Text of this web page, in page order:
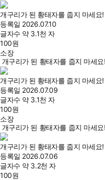
개구리가 된 황태자를 줍지 마세
등록일 2026.07.10
글자수 약 3.1천 자
100원
소장
개구리가 된 황태자를 줍지 마세
개구리가 된 황태자를 줍지 마세
등록일 2026.07.09
글자수 약 3.1천 자
100원
소장
개구리가 된 황태자를 줍지 마세
개구리가 된 황태자를 줍지 마세
등록일 2026.07.06
글자수 약 3.2천 자
100원